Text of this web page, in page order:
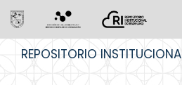
REPOSITORIO